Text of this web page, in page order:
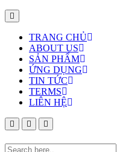
TRANG CHỦ
ABOUT US
SẢN PHẨM
ỨNG DỤNG
TIN TỨC
TERMS
LIÊN HỆ